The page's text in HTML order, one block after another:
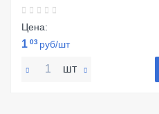
Цена:
1 03 руб/шт
шт